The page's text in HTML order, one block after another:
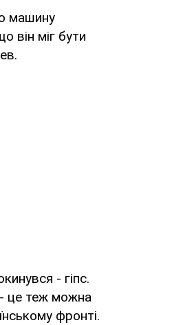
машину
він міг бути
- гіпс.
- це теж можна
фронті.